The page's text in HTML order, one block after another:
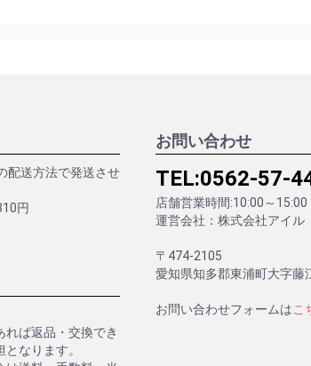
配送方法で発送させ
円
れば返品・交換でき
なります。
お問い合わせ
TEL:0562-57-
店舗営業時間:10:00～15:00
運営会社：株式会社アイル
〒474-2105
愛知県知多郡東浦町大字藤
お問い合わせフォームはこ